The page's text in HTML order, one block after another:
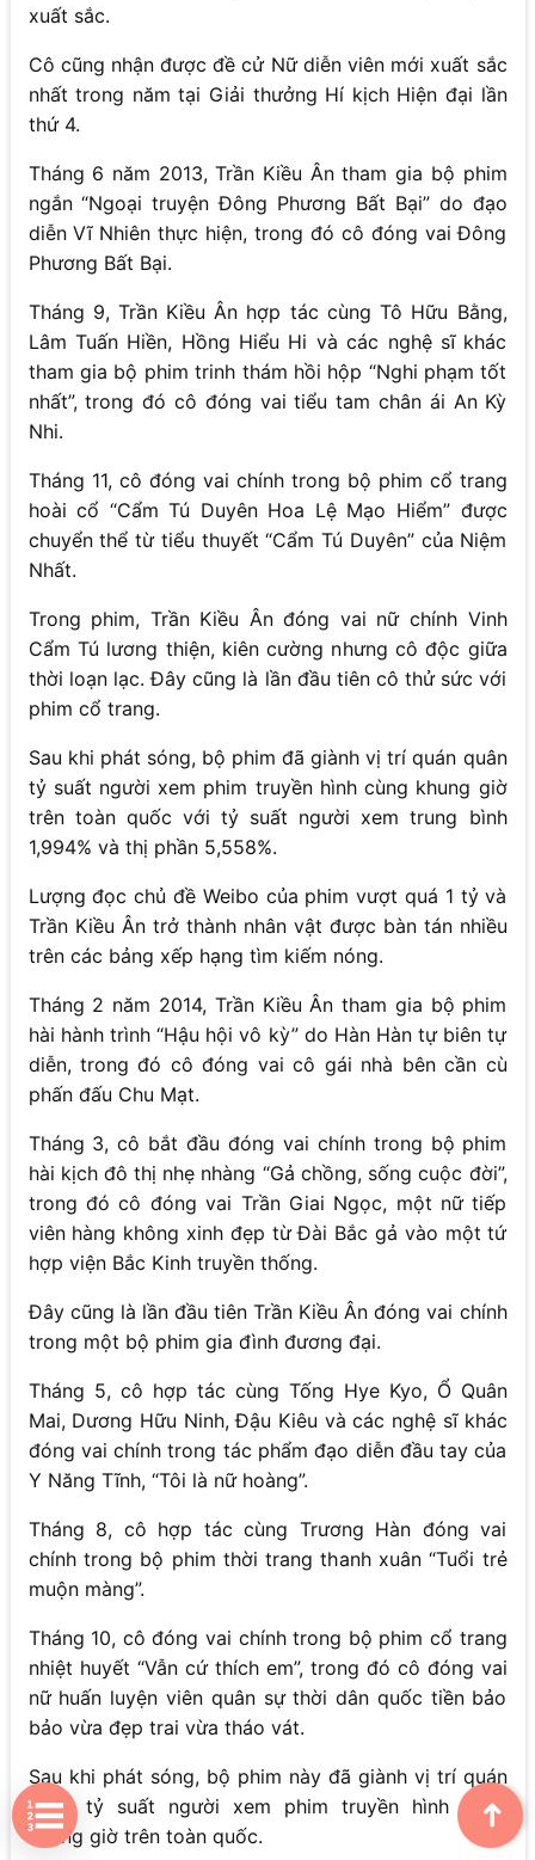
xuất sắc.
Cô cũng nhận được đề cử Nữ diễn viên mới xuất sắc
nhất trong năm tại Giải thưởng Hí kịch Hiện đại lần
thứ 4.
Tháng 6 năm 2013, Trần Kiều Ân tham gia bộ phim
ngắn “Ngoại truyện Đông Phương Bất Bại” do đạo
diễn Vĩ Nhiên thực hiện, trong đó cô đóng vai Đông
Phương Bất Bại.
Tháng 9, Trần Kiều Ân hợp tác cùng Tô Hữu Bằng,
Lâm Tuấn Hiền, Hồng Hiểu Hi và các nghệ sĩ khác
tham gia bộ phim trinh thám hồi hộp “Nghi phạm tốt
nhất”, trong đó cô đóng vai tiểu tam chân ái An Kỳ
Nhi.
Tháng 11, cô đóng vai chính trong bộ phim cổ trang
hoài cổ “Cẩm Tú Duyên Hoa Lệ Mạo Hiểm” được
chuyển thể từ tiểu thuyết “Cẩm Tú Duyên” của Niệm
Nhất.
Trong phim, Trần Kiều Ân đóng vai nữ chính Vinh
Cẩm Tú lương thiện, kiên cường nhưng cô độc giữa
thời loạn lạc. Đây cũng là lần đầu tiên cô thử sức với
phim cổ trang.
Sau khi phát sóng, bộ phim đã giành vị trí quán quân
tỷ suất người xem phim truyền hình cùng khung giờ
trên toàn quốc với tỷ suất người xem trung bình
1,994% và thị phần 5,558%.
Lượng đọc chủ đề Weibo của phim vượt quá 1 tỷ và
Trần Kiều Ân trở thành nhân vật được bàn tán nhiều
trên các bảng xếp hạng tìm kiếm nóng.
Tháng 2 năm 2014, Trần Kiều Ân tham gia bộ phim
hài hành trình “Hậu hội vô kỳ” do Hàn Hàn tự biên tự
diễn, trong đó cô đóng vai cô gái nhà bên cần cù
phấn đấu Chu Mạt.
Tháng 3, cô bắt đầu đóng vai chính trong bộ phim
hài kịch đô thị nhẹ nhàng “Gả chồng, sống cuộc đời”,
trong đó cô đóng vai Trần Giai Ngọc, một nữ tiếp
viên hàng không xinh đẹp từ Đài Bắc gả vào một tứ
hợp viện Bắc Kinh truyền thống.
Đây cũng là lần đầu tiên Trần Kiều Ân đóng vai chính
trong một bộ phim gia đình đương đại.
Tháng 5, cô hợp tác cùng Tống Hye Kyo, Ổ Quân
Mai, Dương Hữu Ninh, Đậu Kiêu và các nghệ sĩ khác
đóng vai chính trong tác phẩm đạo diễn đầu tay của
Y Năng Tĩnh, “Tôi là nữ hoàng”.
Tháng 8, cô hợp tác cùng Trương Hàn đóng vai
chính trong bộ phim thời trang thanh xuân “Tuổi trẻ
muộn màng”.
Tháng 10, cô đóng vai chính trong bộ phim cổ trang
nhiệt huyết “Vẫn cứ thích em”, trong đó cô đóng vai
nữ huấn luyện viên quân sự thời dân quốc tiền bảo
bảo vừa đẹp trai vừa tháo vát.
Sau khi phát sóng, bộ phim này đã giành vị trí quán
quân tỷ suất người xem phim truyền hình cùng
khung giờ trên toàn quốc.
➜